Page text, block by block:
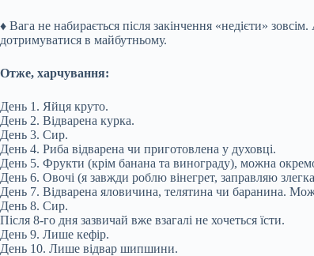
♦ Вага не набирається після закінчення «недієти»
дотримуватися в майбутньому.
Отже, харчування:
День 1. Яйця круто.
День 2. Відварена курка.
День 3. Сир.
День 4. Риба відварена чи приготовлена у духовці.
День 5. Фрукти (крім банана та винограду), можна окремо
День 6. Овочі (я завжди роблю вінегрет, заправляю
День 7. Відварена яловичина, телятина чи баранина.
День 8. Сир.
Після 8-го дня зазвичай вже взагалі не хочеться їсти.
День 9. Лише кефір.
День 10. Лише відвар шипшини.